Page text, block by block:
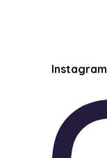
Instagram